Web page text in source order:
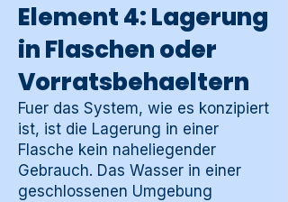
Element 4: Lagerung
in Flaschen oder
Vorratsbehaeltern
Fuer das System, wie es konzipiert
ist, ist die Lagerung in einer
Flasche kein naheliegender
Gebrauch. Das Wasser in einer
geschlossenen Umgebung